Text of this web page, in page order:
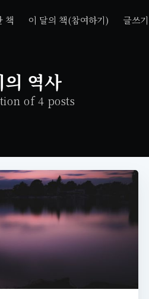
책 이 달의 책(참여하기) 글쓰기
역사
of 4 posts